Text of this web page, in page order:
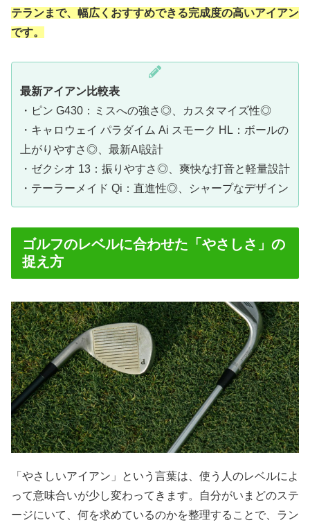
テランまで、幅広くおすすめできる完成度の高いアイアン
です。
最新アイアン比較表
・ピン G430：ミスへの強さ◎、カスタマイズ性◎
・キャロウェイ パラダイム Ai スモーク HL：ボールの
上がりやすさ◎、最新AI設計
・ゼクシオ 13：振りやすさ◎、爽快な打音と軽量設計
・テーラーメイド Qi：直進性◎、シャープなデザイン
ゴルフのレベルに合わせた「やさしさ」の
捉え方
「やさしいアイアン」という言葉は、使う人のレベルによ
って意味合いが少し変わってきます。自分がいまどのステ
ージにいて、何を求めているのかを整理することで、ラン